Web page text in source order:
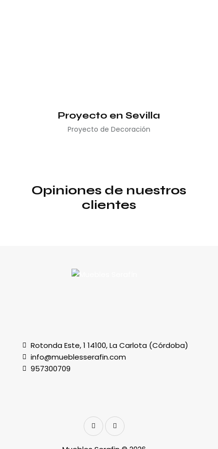
Proyecto en Sevilla
Proyecto de Decoración
Opiniones de nuestros
clientes
Rotonda Este, 1 14100, La Carlota (Córdoba)
info@mueblesserafin.com
957300709